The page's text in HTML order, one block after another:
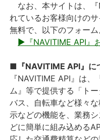
なお、本サイトは、『
れているお客様向けの
無料で、以下のフォーム
▶『NAVITIME API』
■『NAVITIME API』に
『NAVITIME API』は
ム』等で提供する「ト
バス、自転車など様々
示などの機能を、業務
どに簡単に組み込める